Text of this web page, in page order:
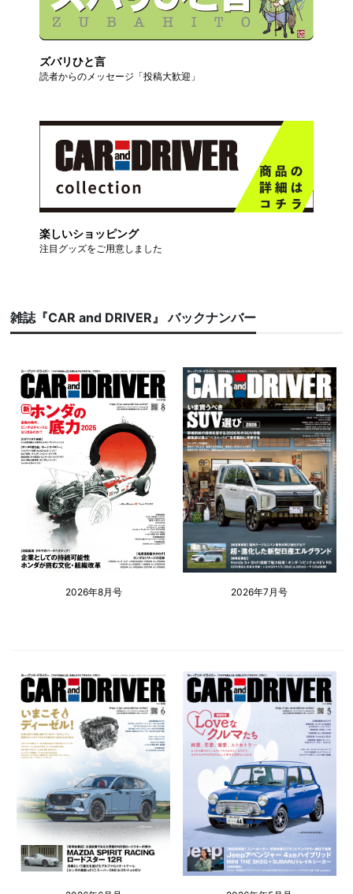
ズバリひと言
読者からのメッセージ「投稿大歓迎」
楽しいショッピング
注目グッズをご用意しました
雑誌『CAR and DRIVER』 バックナンバー
2026年8月号 2026年7月号